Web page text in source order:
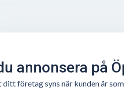
annonsera på
ditt företag syns när kunden är